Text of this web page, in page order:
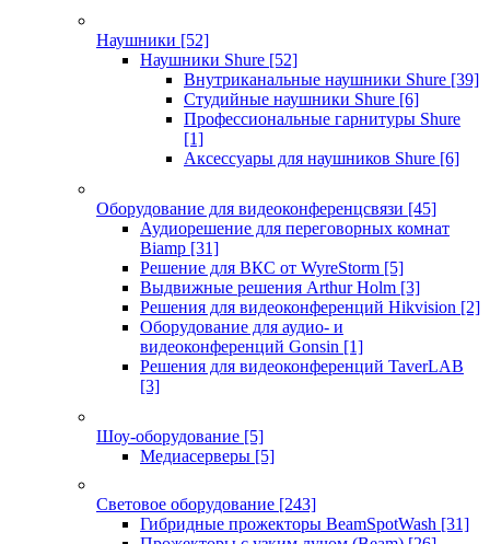
Наушники [52]
Наушники Shure [52]
Внутриканальные наушники Shure [39]
Студийные наушники Shure [6]
Профессиональные гарнитуры Shure
[1]
Аксессуары для наушников Shure [6]
Оборудование для видеоконференцсвязи [45]
Аудиорешение для переговорных комнат
Biamp [31]
Решение для ВКС от WyreStorm [5]
Выдвижные решения Arthur Holm [3]
Решения для видеоконференций Hikvision [2]
Оборудование для аудио- и
видеоконференций Gonsin [1]
Решения для видеоконференций TaverLAB
[3]
Шоу-оборудование [5]
Медиасерверы [5]
Световое оборудование [243]
Гибридные прожекторы BeamSpotWash [31]